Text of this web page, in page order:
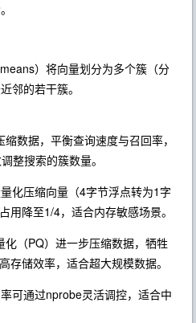
）将向量划分为多个簇（分
邻的若干簇。
数据，平衡查询速度与召回率，
整搜索的簇数量。
化压缩向量（4字节浮点转为1字
用降至1/4，适合内存敏感场景。
化（PQ）进一步压缩数据，牺牲
存储效率，适合超大规模数据。
可通过nprobe灵活调控，适合中